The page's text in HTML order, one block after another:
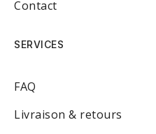
Contact
SERVICES
FAQ
Livraison & retours